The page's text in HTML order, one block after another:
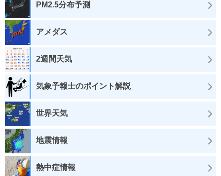
PM2.5分布予測
アメダス
2週間天気
気象予報士のポイント解説
世界天気
地震情報
熱中症情報